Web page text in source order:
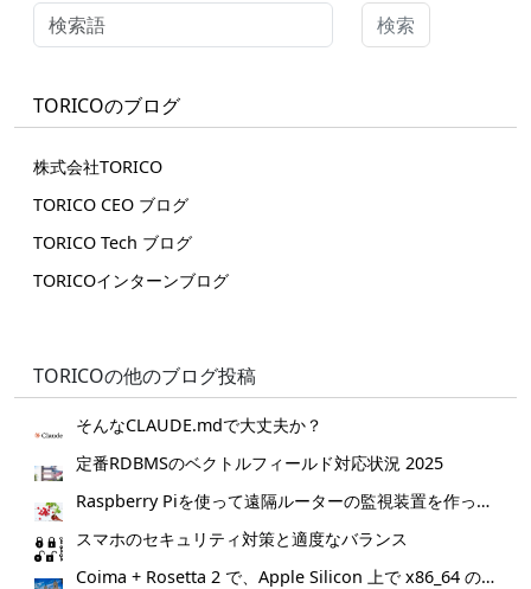
検索
TORICOのブログ
株式会社TORICO
TORICO CEO ブログ
TORICO Tech ブログ
TORICOインターンブログ
TORICOの他のブログ投稿
そんなCLAUDE.mdで大丈夫か？
定番RDBMSのベクトルフィールド対応状況 2025
Raspberry Piを使って遠隔ルーターの監視装置を作ってみた。
スマホのセキュリティ対策と適度なバランス
Coima + Rosetta 2 で、Apple Silicon 上で x86_64 の Docker イメージをビルドする (Docker desktop やめる)